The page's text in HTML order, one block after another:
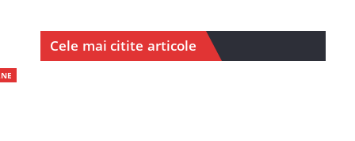
Cele mai citite articole